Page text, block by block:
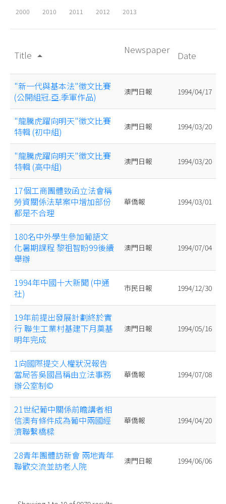
2000 2010 2011 2012 2013
Title arrow_drop_up
Newspaper Date
"新一代與基本法"徵文比賽
(公開組冠.亞.季軍作品)
澳門日報 1994/04/17
"龍騰虎躍向明天"徵文比賽
特輯 (初中組)
澳門日報 1994/03/20
"龍騰虎躍向明天"徵文比賽
特輯 (高中組)
澳門日報 1994/03/20
17個工商團體致函立法會稱
勞資關係法草案中增加部份
都是不合理
華僑報 1994/03/01
180名中外學生參加葡語文
化暑期課程 黎祖智盼99後續
舉辦
澳門日報 1994/07/04
1994年中國十大新聞 (中通
社)
市民日報 1994/12/30
19年前提出發展計劃終於實
行 聯生工業村基建下月奠基
明年完成
澳門日報 1994/05/16
1向國際提交人權狀況報告
當局答吳國昌稱由立法事務
辦公室制©
華僑報 1994/07/08
21世紀葡中關係前瞻講者相
信澳有條件成為葡中兩國經
濟聯繫橋樑
華僑報 1994/04/20
28青年團體訪新會 兩地青年
聯歡交流並訪老人院
澳門日報 1994/06/06